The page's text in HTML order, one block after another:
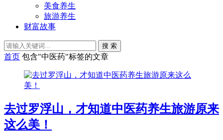
美食养生
旅游养生
财富故事
搜 索
首页 包含"中医药"标签的文章
去过罗浮山，才知道中医药养生旅游原来
这么美！